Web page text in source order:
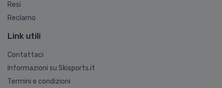
Resi
Reclamo
Link utili
Contattaci
Informazioni su Skisports.it
Termini e condizioni